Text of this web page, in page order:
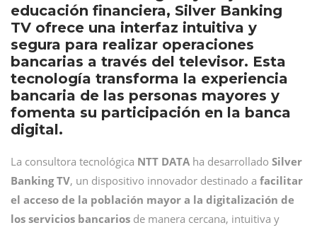
educación financiera, Silver Banking
TV ofrece una interfaz intuitiva y
segura para realizar operaciones
bancarias a través del televisor. Esta
tecnología transforma la experiencia
bancaria de las personas mayores y
fomenta su participación en la banca
digital.
La consultora tecnológica NTT DATA ha desarrollado Silver
Banking TV, un dispositivo innovador destinado a facilitar
el acceso de la población mayor a la digitalización de
los servicios bancarios de manera cercana, intuitiva y